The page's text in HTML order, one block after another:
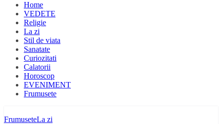
Home
VEDETE
Religie
La zi
Stil de viata
Sanatate
Curiozitati
Calatorii
Horoscop
EVENIMENT
Frumusete
FrumuseteLa zi